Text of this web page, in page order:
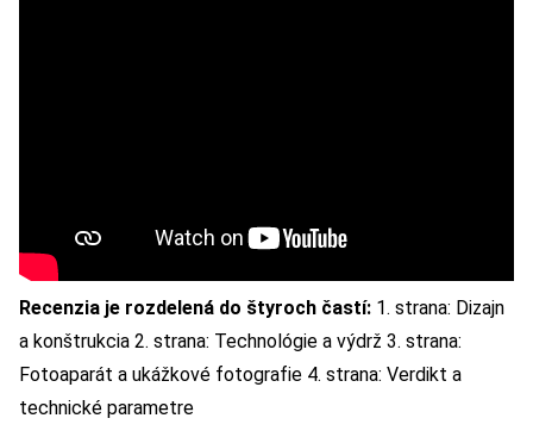
Recenzia je rozdelená do štyroch častí: 1. strana: Dizajn
a konštrukcia 2. strana: Technológie a výdrž 3. strana:
Fotoaparát a ukážkové fotografie 4. strana: Verdikt a
technické parametre